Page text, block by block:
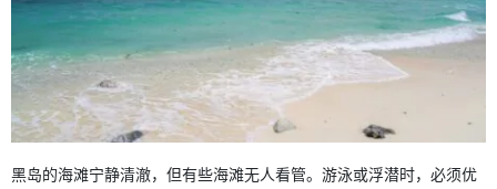
黑岛的海滩宁静清澈，但有些海滩无人看管。游泳或浮潜时，必须优